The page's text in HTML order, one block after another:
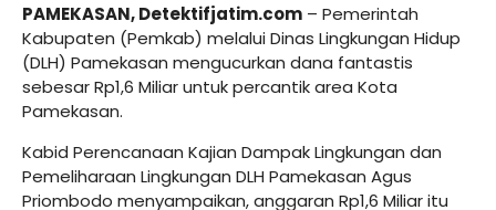
PAMEKASAN, Detektifjatim.com – Pemerintah
Kabupaten (Pemkab) melalui Dinas Lingkungan Hidup
(DLH) Pamekasan mengucurkan dana fantastis
sebesar Rp1,6 Miliar untuk percantik area Kota
Pamekasan.
Kabid Perencanaan Kajian Dampak Lingkungan dan
Pemeliharaan Lingkungan DLH Pamekasan Agus
Priombodo menyampaikan, anggaran Rp1,6 Miliar itu